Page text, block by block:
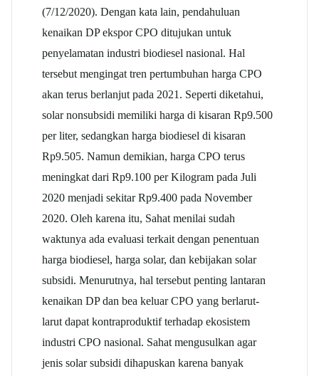
(7/12/2020). Dengan kata lain, pendahuluan
kenaikan DP ekspor CPO ditujukan untuk
penyelamatan industri biodiesel nasional. Hal
tersebut mengingat tren pertumbuhan harga CPO
akan terus berlanjut pada 2021. Seperti diketahui,
solar nonsubsidi memiliki harga di kisaran Rp9.500
per liter, sedangkan harga biodiesel di kisaran
Rp9.505. Namun demikian, harga CPO terus
meningkat dari Rp9.100 per Kilogram pada Juli
2020 menjadi sekitar Rp9.400 pada November
2020. Oleh karena itu, Sahat menilai sudah
waktunya ada evaluasi terkait dengan penentuan
harga biodiesel, harga solar, dan kebijakan solar
subsidi. Menurutnya, hal tersebut penting lantaran
kenaikan DP dan bea keluar CPO yang berlarut-
larut dapat kontraproduktif terhadap ekosistem
industri CPO nasional. Sahat mengusulkan agar
jenis solar subsidi dihapuskan karena banyak